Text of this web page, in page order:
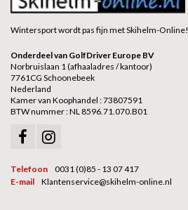
Wintersport wordt pas fijn met Skihelm-Online!
Onderdeel van GolfDriver Europe BV
Norbruislaan 1 (afhaaladres / kantoor)
7761CG Schoonebeek
Nederland
Kamer van Koophandel : 73807591
BTW nummer : NL 8596.71.070.B01
Telefoon
0031 (0)85 - 13 07 417
E-mail
Klantenservice@skihelm-online.nl